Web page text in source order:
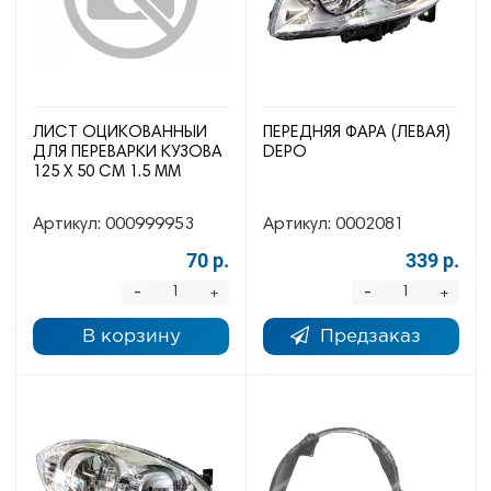
ЛИСТ ОЦИКОВАННЫЙ
ДЛЯ ПЕРЕВАРКИ КУЗОВА
125 Х 50 СМ 1.5 ММ
Артикул: 000999953
70 р.
+
-
В корзину
ПЕРЕДНЯЯ ФАРА (ЛЕВАЯ)
DEPO
Артикул: 0002081
339 р.
+
-
Предзаказ